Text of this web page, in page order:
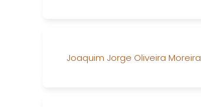
Joaquim Jorge Oliveira Moreira